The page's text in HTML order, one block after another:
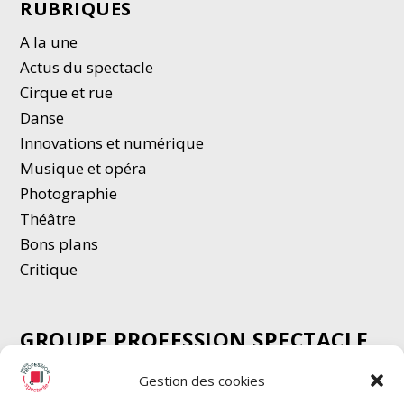
Gestion des cookies
RUBRIQUES
A la une
Actus du spectacle
Cirque et rue
Danse
Innovations et numérique
Musique et opéra
Photographie
Théâtre
Bons plans
Critique
GROUPE PROFESSION SPECTACLE
Chèque Intermittents